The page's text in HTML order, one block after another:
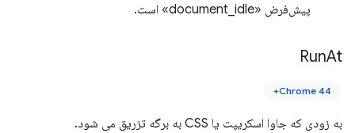
پیش‌فرض «document_idle» است.
RunAt
Chrome 44+
به زودی که جاوا اسکریپت یا CSS به برگه تزریق می شود.